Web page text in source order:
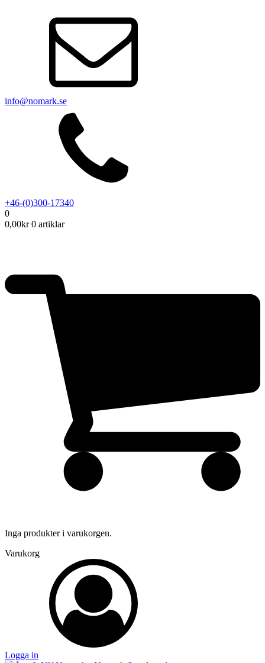
info@nomark.se
+46-(0)300-17340
0
0,00kr 0 artiklar
Inga produkter i varukorgen.
Varukorg
Logga in